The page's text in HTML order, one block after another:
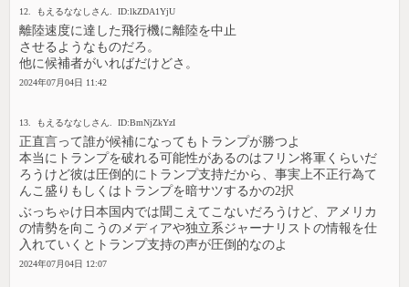
12. もえるななしさん. ID:lkZDA1YjU
離陸速度に達した飛行機に離陸を中止
させるようなものだろ。
他に候補者がいればだけどさ。
2024年07月04日 11:42
13. もえるななしさん. ID:BmNjZkYzI
正直言って誰が候補になってもトランプが勝つよ
本当にトランプを破れる可能性があるのはフリン将軍くらいだ
ろうけど彼は圧倒的にトランプ支持だから、事実上不正行為て
んこ盛りもしくはトランプを暗サツするかの2択
ぶっちゃけ日本国内では聞こえてこないだろうけど、アメリカ
の情勢を向こうのメディアや独立系ジャーナリストの情報を仕
入れていくとトランプ支持の声が圧倒的なのよ
2024年07月04日 12:07